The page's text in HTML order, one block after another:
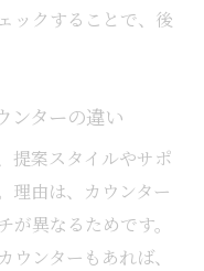
ックすることで、後
ンターの違い
提案スタイルやサポ
理由は、カウンター
異なるためです。
ンターもあれば、